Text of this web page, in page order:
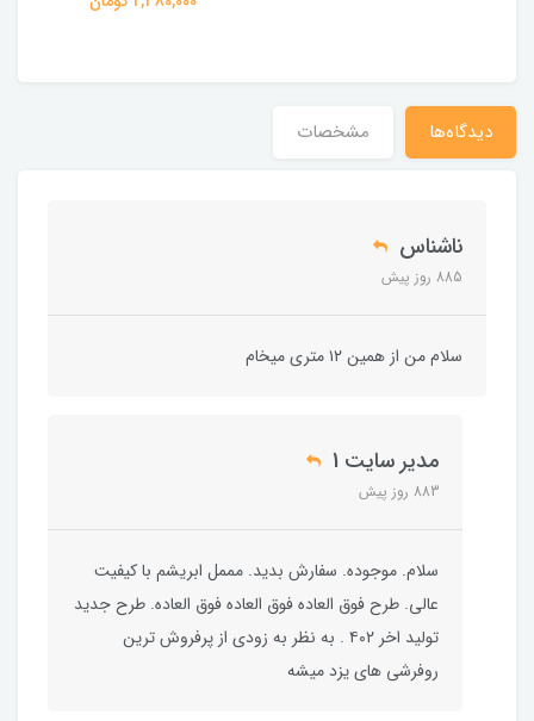
دیدگاه‌ها مشخصات
ناشناس
885 روز پیش
سلام من از همین ۱۲ متری میخام
مدیر سایت 1
883 روز پیش
سلام. موجوده. سفارش بدید. مممل ابریشم با کیفیت
عالی. طرح فوق العاده فوق العاده فوق العاده. طرح جدید
تولید اخر ۴۰۲ . به نظر به زودی از پرفروش ترین
روفرشی های یزد میشه‌